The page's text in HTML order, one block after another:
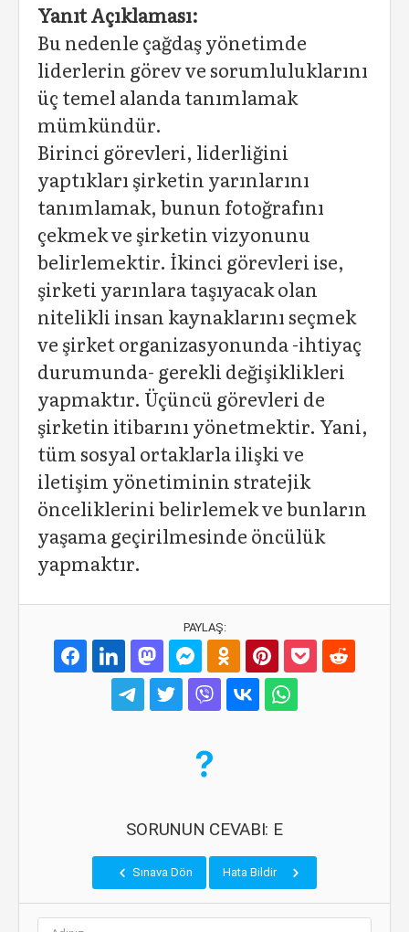
Yanıt Açıklaması:
Bu nedenle çağdaş yönetimde
liderlerin görev ve sorumluluklarını
üç temel alanda tanımlamak
mümkündür.
Birinci görevleri, liderliğini
yaptıkları şirketin yarınlarını
tanımlamak, bunun fotoğrafını
çekmek ve şirketin vizyonunu
belirlemektir. İkinci görevleri ise,
şirketi yarınlara taşıyacak olan
nitelikli insan kaynaklarını seçmek
ve şirket organizasyonunda -ihtiyaç
durumunda- gerekli değişiklikleri
yapmaktır. Üçüncü görevleri de
şirketin itibarını yönetmektir. Yani,
tüm sosyal ortaklarla ilişki ve
iletişim yönetiminin stratejik
önceliklerini belirlemek ve bunların
yaşama geçirilmesinde öncülük
yapmaktır.
PAYLAŞ:
SORUNUN CEVABI: E
Sınava Dön Hata Bildir